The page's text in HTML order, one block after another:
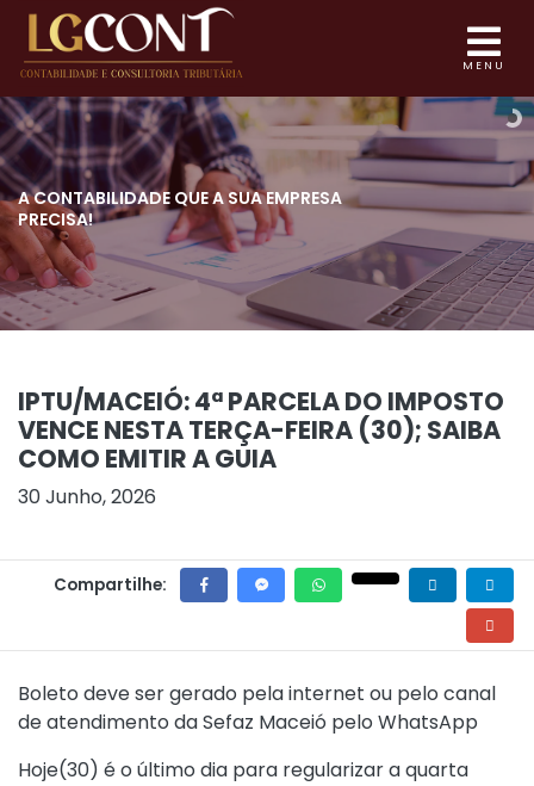
MENU
A CONTABILIDADE QUEA SUA EMPRESA
PRECISA!
IPTU/MACEIÓ: 4ª PARCELA DO IMPOSTO
VENCE NESTA TERÇA-FEIRA (30); SAIBA
COMO EMITIR A GUIA
30 Junho, 2026
Compartilhe:
Boleto deve ser gerado pela internet ou pelo canal
de atendimento da Sefaz Maceió pelo WhatsApp
Hoje(30) é o último dia para regularizar a quarta